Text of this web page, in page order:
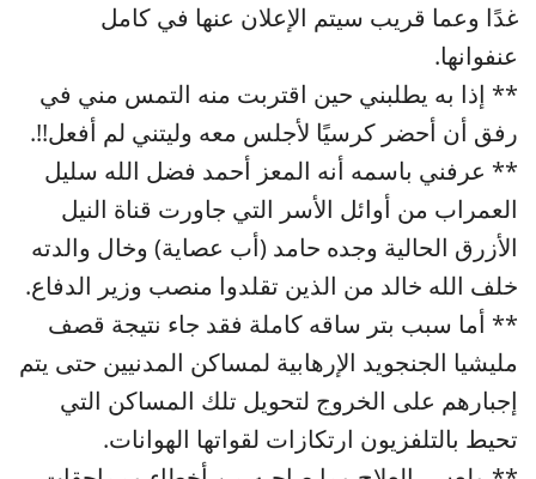
غدًا وعما قريب سيتم الإعلان عنها في كامل
عنفوانها.
** إذا به يطلبني حين اقتربت منه التمس مني في
رفق أن أحضر كرسيًا لأجلس معه وليتني لم أفعل!!.
** عرفني باسمه أنه المعز أحمد فضل الله سليل
العمراب من أوائل الأسر التي جاورت قناة النيل
الأزرق الحالية وجده حامد (أب عصاية) وخال والدته
خلف الله خالد من الذين تقلدوا منصب وزير الدفاع.
** أما سبب بتر ساقه كاملة فقد جاء نتيجة قصف
مليشيا الجنجويد الإرهابية لمساكن المدنيين حتى يتم
إجبارهم على الخروج لتحويل تلك المساكن التي
تحيط بالتلفزيون ارتكازات لقواتها الهوانات.